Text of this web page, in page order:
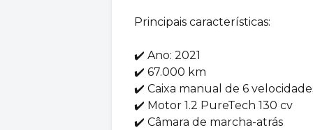
Principais características:
✔️ Ano: 2021
✔️ 67.000 km
✔️ Caixa manual de 6
✔️ Motor 1.2 PureTech 130 cv
✔️ Câmara de marcha-atrás